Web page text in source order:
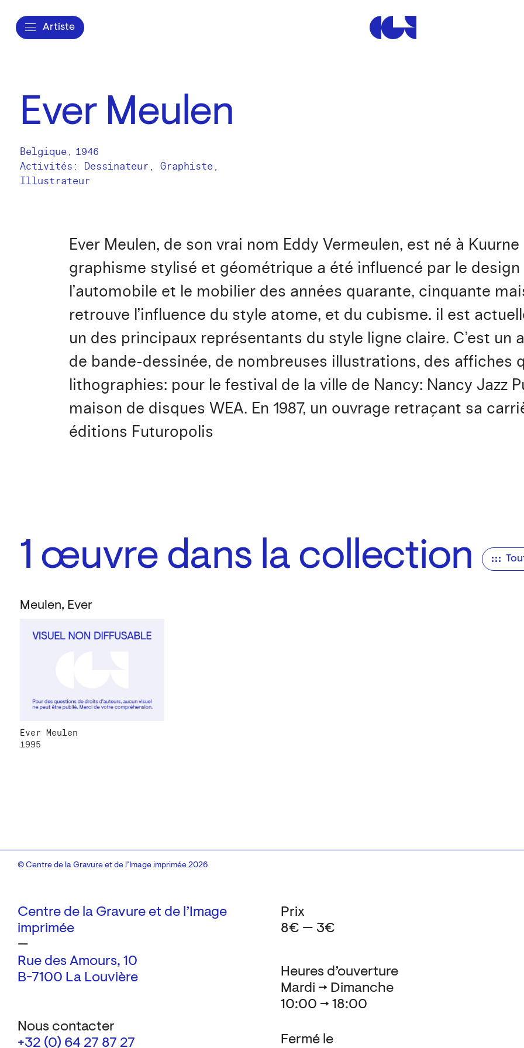
Artiste Centre de la Gravure et
Ever Meulen
Belgique , 1946
Activités: Dessinateur
Graphiste
Illustrateur
Ever Meulen, de son vrai nom Eddy Vermeulen, est né à
graphisme stylisé et géométrique a été influencé par le
l’automobile et le mobilier des années quarante, cinquante
retrouve l’influence du style atome, et du cubisme. il est
un des principaux représentants du style ligne claire. C’est
de bande-dessinée, de nombreuses illustrations, des affiches
lithographies: pour le festival de la ville de Nancy: Nancy Jazz
maison de disques WEA. En 1987, un ouvrage retraçant sa
éditions Futuropolis
1 œuvre dans la collection
Meulen, Ever
Ever Meulen
1995
Centre de la Gravure et de l’Image
imprimée
—
Rue des Amours, 10
B-7100 La Louvière
Nous contacter
+32 (0) 64 27 87 27
Heures d’ouverture
Mardi → Dimanche
10:00 → 18:00
Fermé le
Prix
8€ — 3€
© Centre de la Gravure et de l’Image imprimée 2026